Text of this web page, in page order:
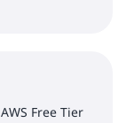
Free Tier